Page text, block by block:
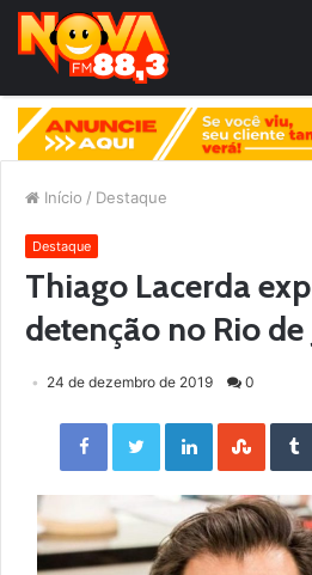
Início / Destaque
Destaque
Thiago Lacerda
detenção no Rio de
24 de dezembro de 2019 0
Facebook Twitter LinkedIn StumbleUpon